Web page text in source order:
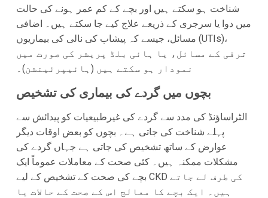
شناخت ہو سکتے ہیں اور بچے کے کم عمر ہونے کی حالت
میں دوا یا سرجری کے ذریعے علاج کیے جا سکتے ہیں۔ اضافی
مسائل، جیسے کہ پیشاب کی نالی کی بیماریوں (UTIs)،
ترقی کے مسائل، یا ہائی بلڈ پریشر کی صورت میں
نمودار ہو سکتے ہیں (ہائیپرٹینشن)۔
بچوں میں گردے کی بیماری کی تشخیص
الٹراساؤنڈ کی مدد سے گردے کی غیرطبیعیات کو پیدائش سے
پہلے شناخت کی جاتی ہے۔ بچوں کو بعض اوقات دیگر
عوارض کے ساتھ تشخیص کی جاتی ہے جہاں گردے کی
مشکلات ممکنہ ہیں۔ کئی صحت کے معاملات عموماً ایک
بچے کی صحت کے تشخیص کے لیے CKD کی طرف لے جاتے
ہیں۔ ایک بچے کا معالج اس کے صحت کے حالات یا